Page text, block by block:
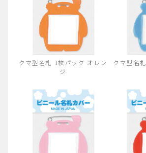
クマ型名札 1枚パック オレン
ジ
クマ型名